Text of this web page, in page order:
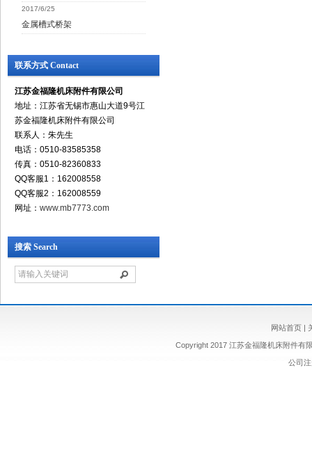
2017/6/25
金属槽式桥架
联系方式 Contact
江苏金福隆机床附件有限公司
地址：江苏省无锡市惠山大道9号江
苏金福隆机床附件有限公司
联系人：朱先生
电话：0510-83585358
传真：0510-82360833
QQ客服1：162008558
QQ客服2：162008559
网址： www.mb7773.com
搜索 Search
网站首页|
Copyright 2017 江苏金福隆机床附件有
公司